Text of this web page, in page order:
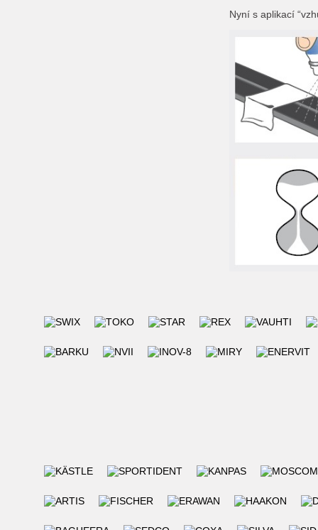
Nyní s aplikací